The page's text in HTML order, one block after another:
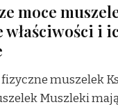
moce
właściwości i
muszelek
Muszleki